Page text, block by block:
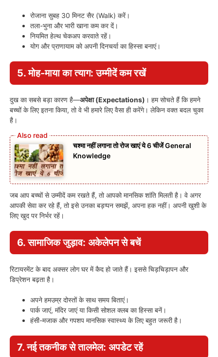
रोजाना सुबह 30 मिनट सैर (Walk) करें।
तला-भुना और भारी खाना कम कर दें।
नियमित हेल्थ चेकअप करवाते रहें।
योग और प्राणायाम को अपनी दिनचर्या का हिस्सा बनाएं।
5. मोह-माया का त्याग: उम्मीदें कम रखें
दुख का सबसे बड़ा कारण है—अपेक्षा (Expectations) । हम सोचते हैं कि हमने
बच्चों के लिए इतना किया, तो वे भी हमारे लिए वैसा ही करेंगे। लेकिन वक्त बदल चुका
है।
चश्मा नहीं लगाना तो रोज खाएं ये 6 चीजें General
Knowledge
जब आप बच्चों से उम्मीदें कम रखते हैं, तो आपको मानसिक शांति मिलती है। वे अगर
आपकी सेवा कर रहे हैं, तो इसे उनका बड़प्पन समझें, अपना हक नहीं। अपनी खुशी के
लिए खुद पर निर्भर रहें।
6. सामाजिक जुड़ाव: अकेलेपन से बचें
रिटायरमेंट के बाद अक्सर लोग घर में कैद हो जाते हैं। इससे चिड़चिड़ापन और
डिप्रेशन बढ़ता है।
अपने हमउम्र दोस्तों के साथ समय बिताएं।
पार्क जाएं, मंदिर जाएं या किसी सोशल क्लब का हिस्सा बनें।
हंसी-मजाक और गपशप मानसिक स्वास्थ्य के लिए बहुत जरूरी है।
7. नई तकनीक से तालमेल: अपडेट रहें